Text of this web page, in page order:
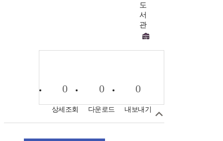
도
서
관
0
상세조회
0
다운로드
0
내보내기